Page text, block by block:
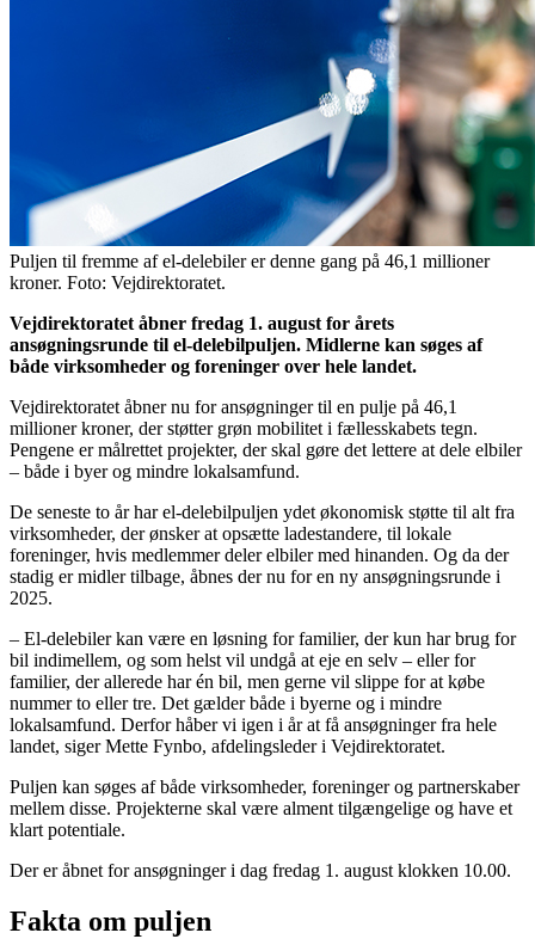
Puljen til fremme af el-delebiler er denne gang på 46,1 millioner
kroner. Foto: Vejdirektoratet.
Vejdirektoratet åbner fredag 1. august for årets
ansøgningsrunde til el-delebilpuljen. Midlerne kan søges af
både virksomheder og foreninger over hele landet.
Vejdirektoratet åbner nu for ansøgninger til en pulje på 46,1
millioner kroner, der støtter grøn mobilitet i fællesskabets tegn.
Pengene er målrettet projekter, der skal gøre det lettere at dele elbiler
– både i byer og mindre lokalsamfund.
De seneste to år har el-delebilpuljen ydet økonomisk støtte til alt fra
virksomheder, der ønsker at opsætte ladestandere, til lokale
foreninger, hvis medlemmer deler elbiler med hinanden. Og da der
stadig er midler tilbage, åbnes der nu for en ny ansøgningsrunde i
2025.
– El-delebiler kan være en løsning for familier, der kun har brug for
bil indimellem, og som helst vil undgå at eje en selv – eller for
familier, der allerede har én bil, men gerne vil slippe for at købe
nummer to eller tre. Det gælder både i byerne og i mindre
lokalsamfund. Derfor håber vi igen i år at få ansøgninger fra hele
landet, siger Mette Fynbo, afdelingsleder i Vejdirektoratet.
Puljen kan søges af både virksomheder, foreninger og partnerskaber
mellem disse. Projekterne skal være alment tilgængelige og have et
klart potentiale.
Der er åbnet for ansøgninger i dag fredag 1. august klokken 10.00.
Fakta om puljen